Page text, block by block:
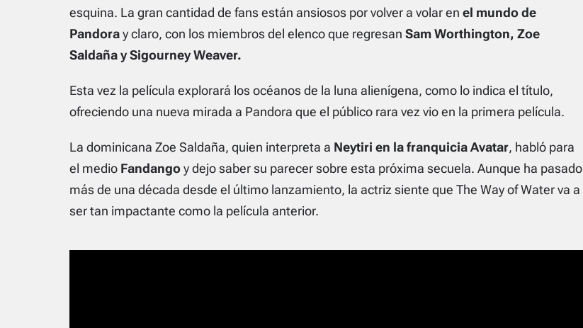
esquina. La gran cantidad de fans están ansiosos por volver a volar en el mundo de
Pandoray claro, con los miembros del elenco que regresan Sam Worthington, Zoe
Saldaña y Sigourney Weaver.
Esta vez la película explorará los océanos de la luna alienígena, como lo indica el título,
ofreciendo una nueva mirada a Pandora que el público rara vez vio en la primera película.
La dominicana Zoe Saldaña, quien interpreta a Neytiri en la franquicia Avatar, habló para
el medioFandangoy dejo saber su parecer sobre esta próxima secuela. Aunque ha pasado
más de una década desde el último lanzamiento, la actriz siente que The Way of Water va a
ser tan impactante como la película anterior.